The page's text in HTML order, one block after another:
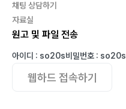
채팅 상담하기
자료실
원고 및 파일 전송
아이디 : so20s비밀번호 : so20s
웹하드 접속하기